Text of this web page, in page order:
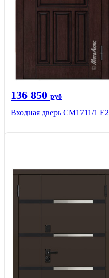
136 850 руб
Входная дверь CМ1711/1 Е2